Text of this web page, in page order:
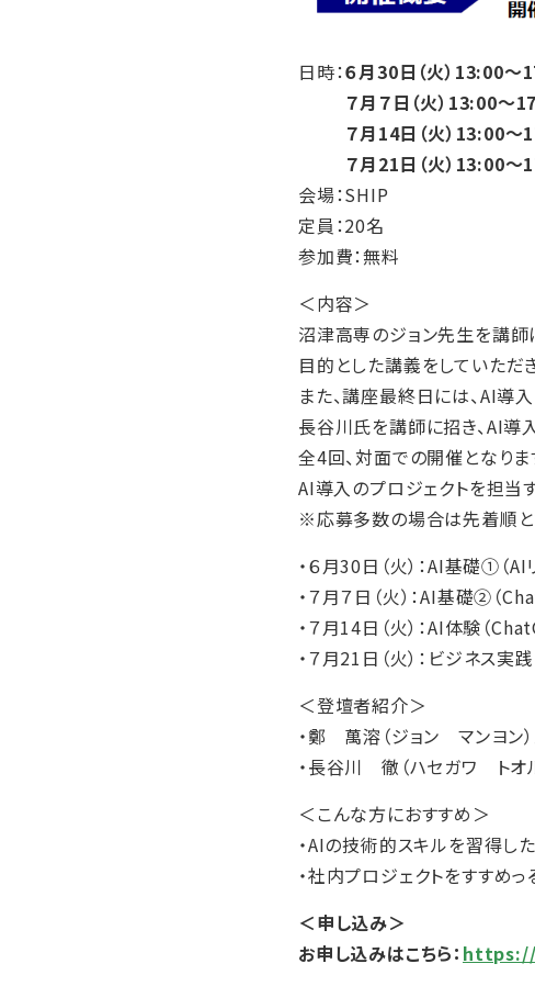
日時：６月30日（火）13:00～
７月７日（火）13:00～
７月14日（火）13:00～
７月21日（火）13:00～
会場：SHIP
定員：20名
参加費：無料
＜内容＞
沼津高専のジョン先生を講師
目的とした講義をしていただ
また、講座最終日には、AI
長谷川氏を講師に招き、AI導
全4回、対面での開催となりま
AI導入のプロジェクトを担当
※応募多数の場合は先着順と
・６月30日（火）：AI基礎①（AI
・７月７日（火）：AI基礎②（
・７月14日（火）：AI体験（
・７月21日（火）：ビジネス実
＜登壇者紹介＞
・鄭 萬溶（ジョン マンヨン
・長谷川 徹（ハセガワ トオ
＜こんな方におすすめ＞
・AIの技術的スキルを習得し
・社内プロジェクトをすすめ
＜申し込み＞
お申し込みはこちら： https://